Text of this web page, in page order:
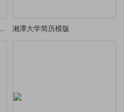
高级极简学术 CV 湘潭大学简历模版